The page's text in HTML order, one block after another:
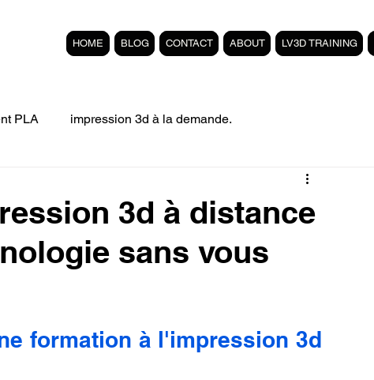
HOME BLOG CONTACT ABOUT LV3D TRAINING
PLA impression 3d à la demande.
filament PETG carbone
éligible au CPF Impressio Formation 3D CPF
3d à distance
sans vous
formation à l'impression 3d